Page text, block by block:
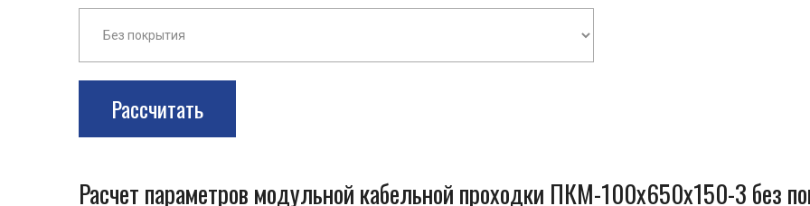
Рассчитать
Расчет параметров модульной кабельной проходки ПКМ-100x650x150-3 без